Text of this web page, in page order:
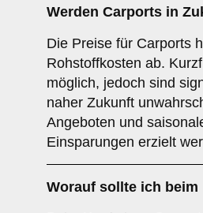
Werden Carports in
Die Preise für Carports
Rohstoffkosten ab.
möglich, jedoch sind
naher Zukunft
Angeboten und
Einsparungen erzielt
Worauf sollte ich